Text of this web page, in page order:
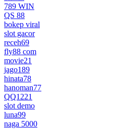
789 WIN
QS 88
bokep viral
slot gacor
receh69
fly88 com
movie21
jago189
hinata78
hanoman77
QQ1221
slot demo
luna99
naga 5000